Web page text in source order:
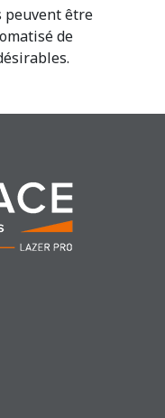
peuvent être
de